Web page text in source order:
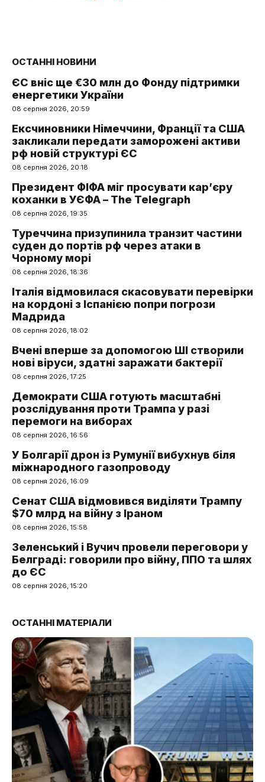
ОСТАННІ НОВИНИ
ЄС вніс ще €30 млн до Фонду підтримки
енергетики України
08 серпня 2026, 20:59
Ексчиновники Німеччини, Франції та США
закликали передати заморожені активи
рф новій структурі ЄС
08 серпня 2026, 20:18
Президент ФІФА міг просувати кар’єру
коханки в УЄФА – The Telegraph
08 серпня 2026, 19:35
Туреччина призупинила транзит частини
суден до портів рф через атаки в
Чорному морі
08 серпня 2026, 18:36
Італія відмовилася скасовувати перевірки
на кордоні з Іспанією попри погрози
Мадрида
08 серпня 2026, 18:02
Вчені вперше за допомогою ШІ створили
нові віруси, здатні заражати бактерії
08 серпня 2026, 17:25
Демократи США готують масштабні
розслідування проти Трампа у разі
перемоги на виборах
08 серпня 2026, 16:56
У Болгарії дрон із Румунії вибухнув біля
міжнародного газопроводу
08 серпня 2026, 16:09
Сенат США відмовився виділяти Трампу
$70 млрд на війну з Іраном
08 серпня 2026, 15:58
Зеленський і Вучич провели переговори у
Белграді: говорили про війну, ППО та шлях
до ЄС
08 серпня 2026, 15:20
ОСТАННІ МАТЕРІАЛИ